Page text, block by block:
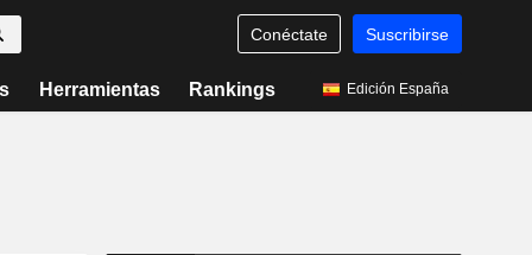
Conéctate Suscribirse
Herramientas Rankings Edición España